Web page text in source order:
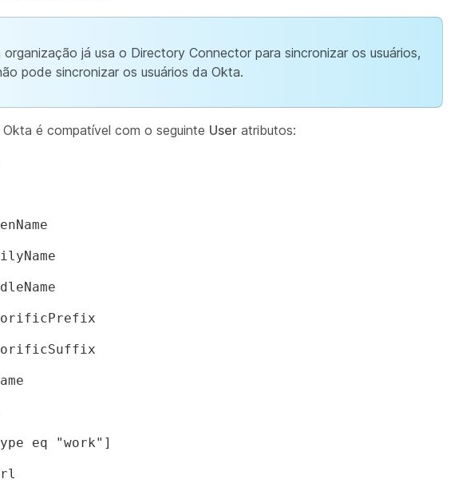
organização já usa o Directory Connector para sincronizar os usuários,
pode sincronizar os usuários da Okta.
é compatível com o seguinte User atributos:
eq "work"]